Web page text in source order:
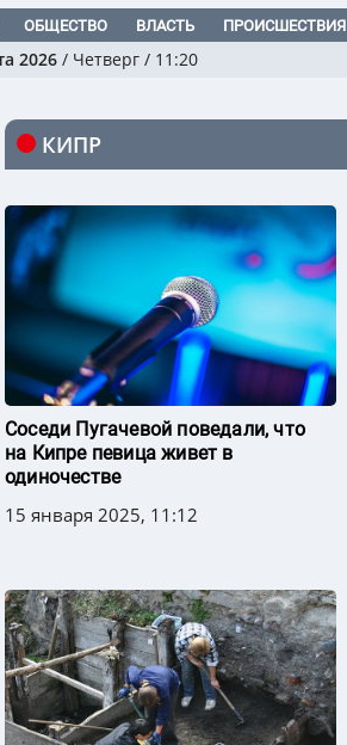
ОБЩЕСТВО ВЛАСТЬ ПРОИСШЕСТВИЯ
2026 / Четверг / 11:20
КИПР
Соседи Пугачевой поведали, что
на Кипре певица живет в
одиночестве
15 января 2025, 11:12